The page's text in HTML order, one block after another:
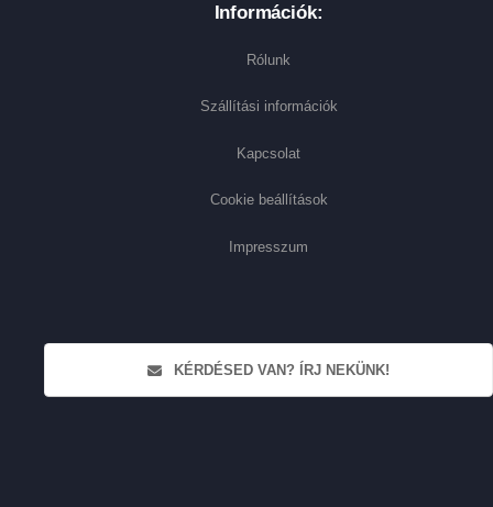
Információk:
Rólunk
Szállítási információk
Kapcsolat
Cookie beállítások
Impresszum
KÉRDÉSED VAN? ÍRJ NEKÜNK!